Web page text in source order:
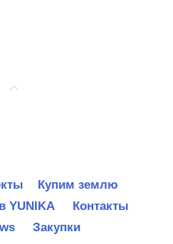
Купим землю
YUNIKA
Контакты
Закупки